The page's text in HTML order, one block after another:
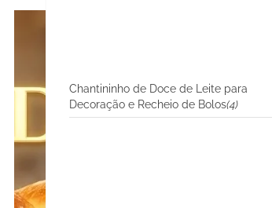
Chantininho de Doce de Leite para
Decoração e Recheio de Bolos(4)